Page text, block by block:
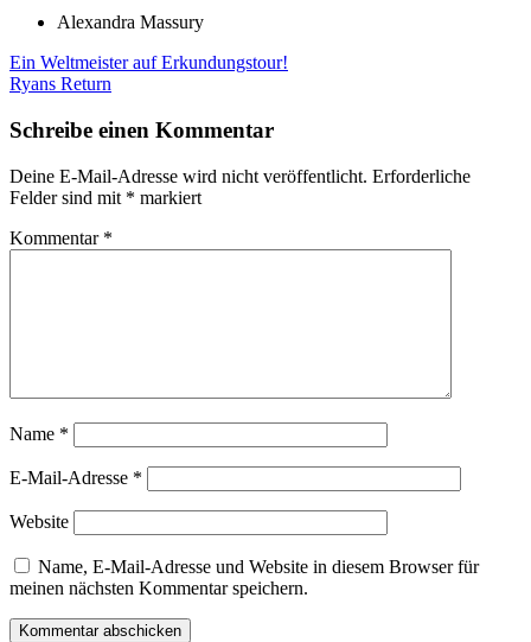
Alexandra Massury
Beitragsnavigation
Ein Weltmeister auf Erkundungstour!
Ryans Return
Schreibe einen Kommentar
Deine E-Mail-Adresse wird nicht veröffentlicht. Erforderliche
Felder sind mit * markiert
Kommentar *
Name *
E-Mail-Adresse *
Website
Name, E-Mail-Adresse und Website in diesem Browser für
meinen nächsten Kommentar speichern.